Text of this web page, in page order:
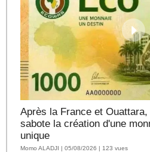
Après la France et
sabote la création d'une
unique
Momo ALADJI | 05/08/2026 | 123 vues